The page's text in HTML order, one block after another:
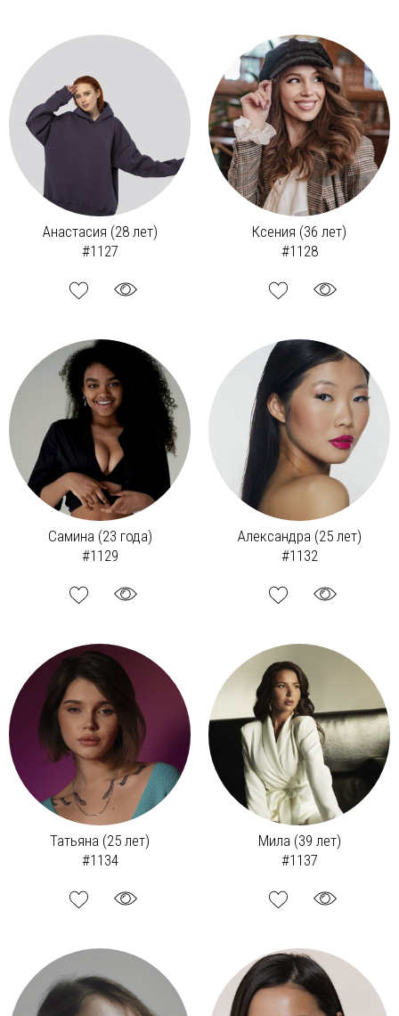
Анастасия (28 лет)
#1127
Ксения (36 лет)
#1128
Самина (23 года)
#1129
Александра (25 лет)
#1132
Татьяна (25 лет)
#1134
Мила (39 лет)
#1137